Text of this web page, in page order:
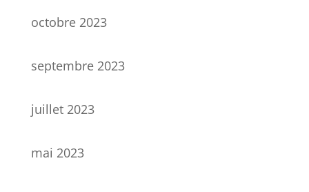
octobre 2023
septembre 2023
juillet 2023
mai 2023